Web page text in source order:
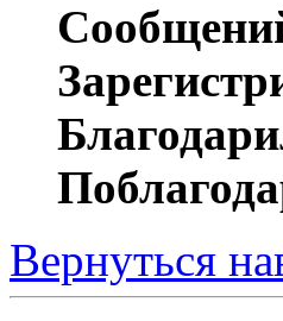
Вернуться